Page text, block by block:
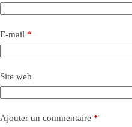
E-mail *
Site web
Ajouter un commentaire *